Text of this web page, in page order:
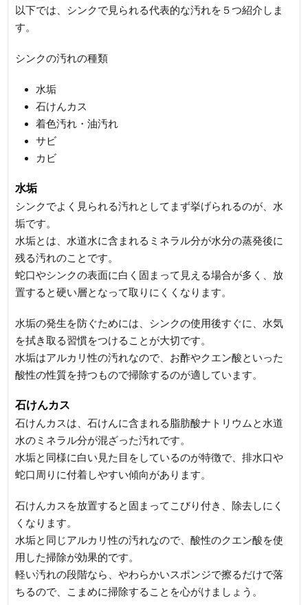
以下では、シンクで見られる代表的な汚れを５つ紹介しま
す。
シンクの汚れの種類
水垢
石けんカス
着色汚れ・油汚れ
サビ
カビ
水垢
シンクでよく見られる汚れとしてまず挙げられるのが、水
垢です。
水垢とは、水道水に含まれるミネラル分が水分の蒸発後に
残る汚れのことです。
蛇口やシンクの表面に白く固まって見える場合が多く、放
置すると硬い層となって取りにくくなります。
水垢の発生を防ぐためには、シンクの使用後すぐに、水気
を拭き取る習慣をつけることが大切です。
水垢はアルカリ性の汚れなので、お酢やクエン酸といった
酸性の性質を持つもので掃除するのが適しています。
石けんカス
石けんカスは、石けんに含まれる脂肪酸ナトリウムと水道
水のミネラル分が混ざった汚れです。
水垢と同様に白い見た目をしているのが特徴で、排水口や
蛇口周りに付着しやすい傾向があります。
石けんカスを放置すると固まってこびり付き、除去しにく
くなります。
水垢と同じアルカリ性の汚れなので、酸性のクエン酸を使
用した掃除が効果的です。
軽い汚れの段階なら、やわらかいスポンジで擦るだけで落
ちるので、こまめに掃除することを心がけましょう。